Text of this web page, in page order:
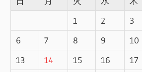
1
2 3
6
7 8 9 10
13
14 15 16 17